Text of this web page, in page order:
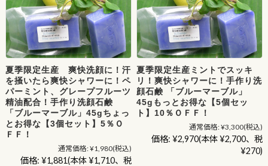
夏季限定生産 爽快洗顔に！汗
を掻いたら爽快シャワーに！ペ
パーミント、グレープフルーツ
精油配合！手作り洗顔石鹸
「ブルーマーブル」45gちょっ
とお得な【3個セット】5％Ｏ
ＦＦ！
通常価格:¥1,980(税込)
価格: ¥1,881(本体 ¥1,710、税
夏季限定生産ミントでスッキ
リ！爽快シャワーに！手作り洗
顔石鹸 「ブルーマーブル」
45gもっとお得な【5個セッ
ト】10％ＯＦＦ！
通常価格:¥3,300(税込)
価格: ¥2,970(本体 ¥2,700、税
¥270)